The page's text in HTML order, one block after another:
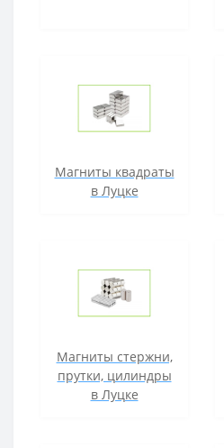
Магниты квадраты
в Луцке
Магниты стержни,
прутки, цилиндры
в Луцке